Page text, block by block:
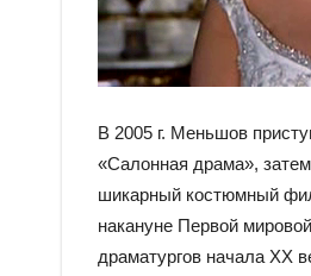
В 2005 г. Меньшов
«Салонная драма»,
шикарный костюмный
накануне Первой
драматургов начала ХХ